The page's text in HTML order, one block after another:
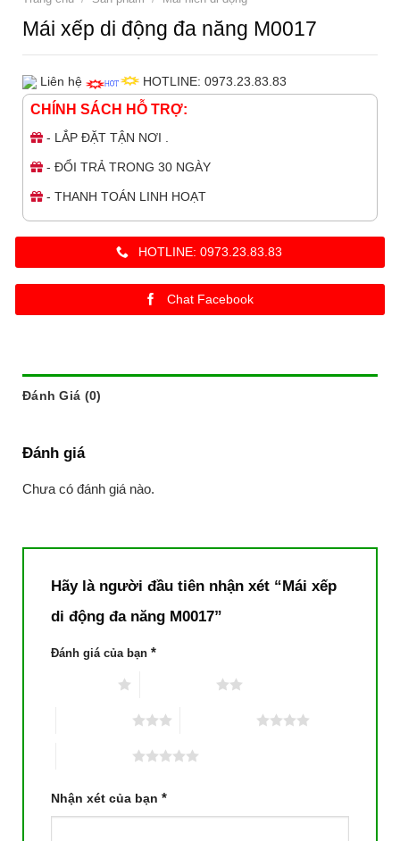
Mái xếp di động đa năng M0017
Liên hệ HOTLINE: 0973.23.83.83
CHÍNH SÁCH HỖ TRỢ:
- LẮP ĐẶT TẬN NƠI .
- ĐỔI TRẢ TRONG 30 NGÀY
- THANH TOÁN LINH HOẠT
HOTLINE: 0973.23.83.83
Chat Facebook
Đánh Giá (0)
Đánh giá
Chưa có đánh giá nào.
Hãy là người đầu tiên nhận xét “Mái xếp
di động đa năng M0017”
Đánh giá của bạn *
Nhận xét của bạn *